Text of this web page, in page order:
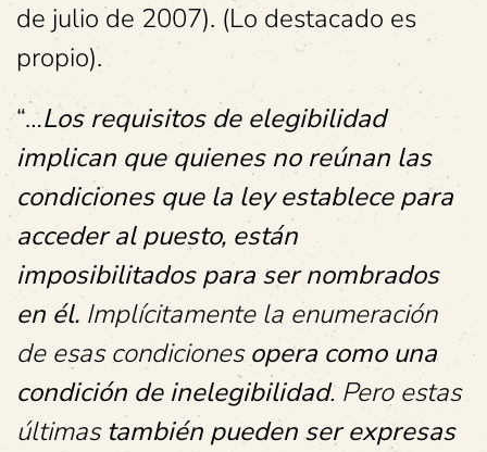
de julio de 2007). (Lo destacado es
propio).
“…Los requisitos de elegibilidad
implican que quienes no reúnan las
condiciones que la ley establece para
acceder al puesto, están
imposibilitados para ser nombrados
en él. Implícitamente la enumeración
de esas condicionesopera como una
condición de inelegibilidad. Pero estas
últimastambién pueden ser expresas